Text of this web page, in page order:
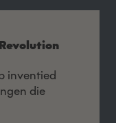
inventied
die